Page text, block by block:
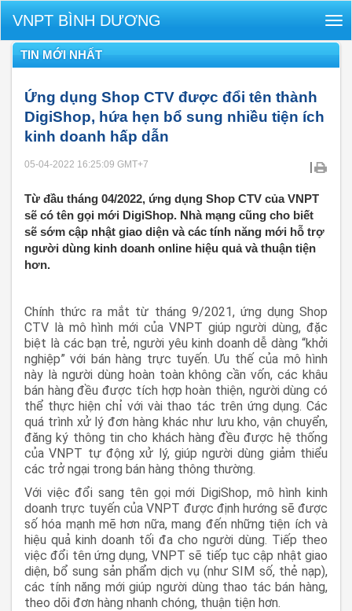
VNPT BÌNH DƯƠNG
TIN MỚI NHẤT
Ứng dụng Shop CTV được đổi tên thành
DigiShop, hứa hẹn bổ sung nhiều tiện ích
kinh doanh hấp dẫn
05-04-2022 16:25:09 GMT+7 |
Từ đầu tháng 04/2022, ứng dụng Shop CTV của VNPT
sẽ có tên gọi mới DigiShop. Nhà mạng cũng cho biết
sẽ sớm cập nhật giao diện và các tính năng mới hỗ trợ
người dùng kinh doanh online hiệu quả và thuận tiện
hơn.
Chính thức ra mắt từ tháng 9/2021, ứng dụng Shop
CTV là mô hình mới của VNPT giúp người dùng, đặc
biệt là các bạn trẻ, người yêu kinh doanh dễ dàng “khởi
nghiệp” với bán hàng trực tuyến. Ưu thế của mô hình
này là người dùng hoàn toàn không cần vốn, các khâu
bán hàng đều được tích hợp hoàn thiện, người dùng có
thể thực hiện chỉ với vài thao tác trên ứng dụng. Các
quá trình xử lý đơn hàng khác như lưu kho, vận chuyển,
đăng ký thông tin cho khách hàng đều được hệ thống
của VNPT tự động xử lý, giúp người dùng giảm thiểu
các trở ngại trong bán hàng thông thường.
Với việc đổi sang tên gọi mới DigiShop, mô hình kinh
doanh trực tuyến của VNPT được định hướng sẽ được
số hóa mạnh mẽ hơn nữa, mang đến những tiện ích và
hiệu quả kinh doanh tối đa cho người dùng. Tiếp theo
việc đổi tên ứng dụng, VNPT sẽ tiếp tục cập nhật giao
diện, bổ sung sản phẩm dịch vụ (như SIM số, thẻ nạp),
các tính năng mới giúp người dùng thao tác bán hàng,
theo dõi đơn hàng nhanh chóng, thuận tiện hơn.